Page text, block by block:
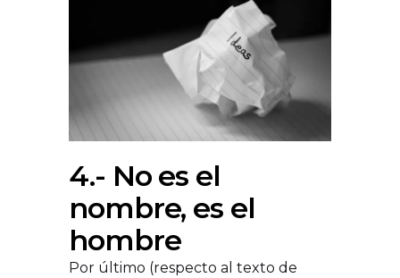
4.- No es el
nombre, es el
hombre
Por último (respecto al texto de